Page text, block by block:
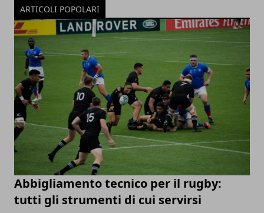
ARTICOLI POPOLARI
Abbigliamento tecnico per il rugby:
tutti gli strumenti di cui servirsi